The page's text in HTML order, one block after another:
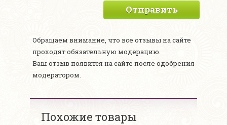
Отправить
Обращаем внимание, что все отзывы на сайте
проходят обязательную модерацию.
Ваш отзыв появится на сайте после одобрения
модератором.
Похожие товары